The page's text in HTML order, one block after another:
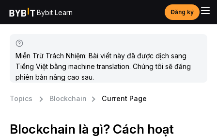
Bybit Learn Đăng ký
Miễn Trừ Trách Nhiệm: Bài viết này đã được dịch sang
Tiếng Việt bằng machine translation. Chúng tôi sẽ đăng
phiên bản nâng cao sau.
Topics Blockchain Current Page
Blockchain là gì? Cách hoạt